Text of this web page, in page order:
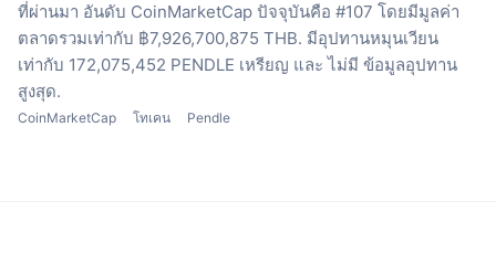
ที่ผ่านมา อันดับ CoinMarketCap ปัจจุบันคือ #107 โดยมีมูลค่า
ตลาดรวมเท่ากับ ฿7,926,700,875 THB. มีอุปทานหมุนเวียน
เท่ากับ 172,075,452 PENDLE เหรียญ และ ไม่มี ข้อมูลอุปทาน
สูงสุด.
CoinMarketCap โทเคน Pendle